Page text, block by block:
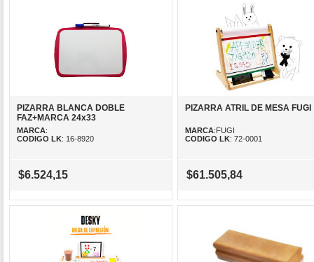
PIZARRA BLANCA DOBLE
FAZ+MARCA 24x33
MARCA:
CODIGO LK: 16-8920
$6.524,15
PIZARRA ATRIL DE MESA FUGI
MARCA:FUGI
CODIGO LK: 72-0001
$61.505,84